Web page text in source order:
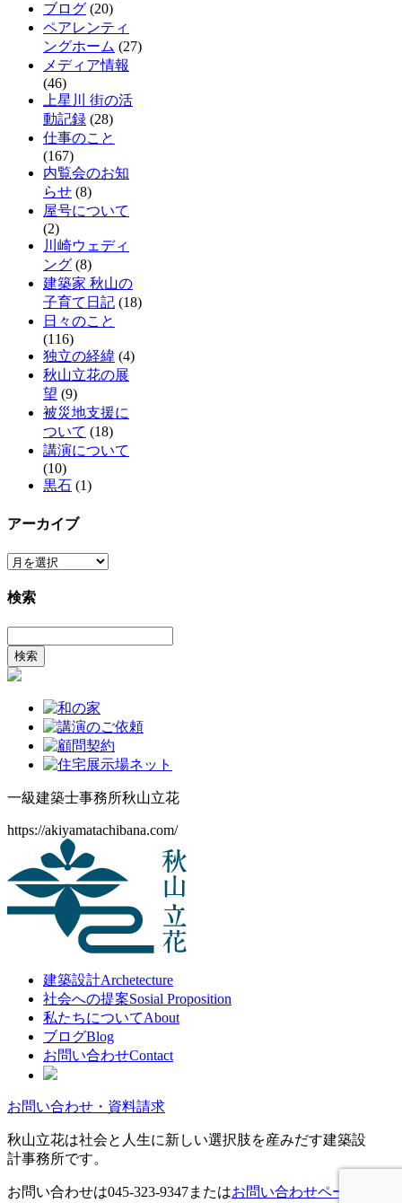
ブログ (20)
ペアレンティ
ングホーム (27)
メディア情報
(46)
上星川 街の活
動記録 (28)
仕事のこと
(167)
内覧会のお知
らせ (8)
屋号について
(2)
川崎ウェディ
ング (8)
建築家 秋山の
子育て日記 (18)
日々のこと
(116)
独立の経緯 (4)
秋山立花の展
望 (9)
被災地支援に
ついて (18)
講演について
(10)
黒石 (1)
アーカイブ
ア
カ
検索
索:
一級建築士事務所秋山立花
https://akiyamatachibana.com/
建築設計Archetecture
社会への提案Sosial Proposition
私たちについてAbout
ブログBlog
お問い合わせContact
お問い合わせ・資料請求
秋山立花は社会と人生に新しい選択肢を産みだす建築設
計事務所です。
お問い合わせは045-323-9347またはお問い合わせページ